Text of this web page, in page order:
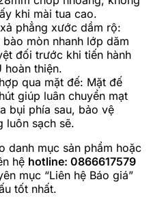
khi mài tua cao.
phẳng xước dầm rộ:
mòn nhanh lớp dăm
đối trước khi tiến hành
hoàn thiện.
qua mặt đế: Mặt đế
giúp luân chuyển mạt
bụi phía sau, bảo vệ
luôn sạch sẽ.
danh mục sản phẩm hoặc
hệ hotline: 0866617579
mục “Liên hệ Báo giá”
tốt nhất.